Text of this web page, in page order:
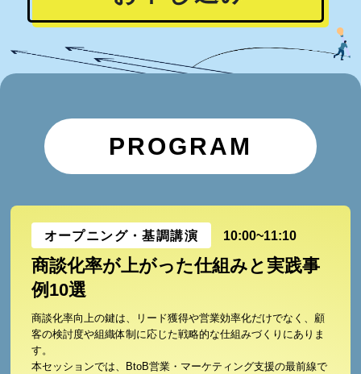
PROGRAM
オープニング・基調講演 10:00~11:10
商談化率が上がった仕組みと実践事
例10選
商談化率向上の鍵は、リード獲得や営業効率化だけでなく、顧
客の検討度や組織体制に応じた戦略的な仕組みづくりにありま
す。
本セッションでは、BtoB営業・マーケティング支援の最前線で